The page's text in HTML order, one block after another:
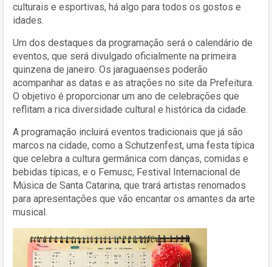
culturais e esportivas, há algo para todos os gostos e
idades.
Um dos destaques da programação será o calendário de
eventos, que será divulgado oficialmente na primeira
quinzena de janeiro. Os jaraguaenses poderão
acompanhar as datas e as atrações no site da Prefeitura.
O objetivo é proporcionar um ano de celebrações que
reflitam a rica diversidade cultural e histórica da cidade.
A programação incluirá eventos tradicionais que já são
marcos na cidade, como a Schutzenfest, uma festa típica
que celebra a cultura germânica com danças, comidas e
bebidas típicas, e o Femusc, Festival Internacional de
Música de Santa Catarina, que trará artistas renomados
para apresentações que vão encantar os amantes da arte
musical.